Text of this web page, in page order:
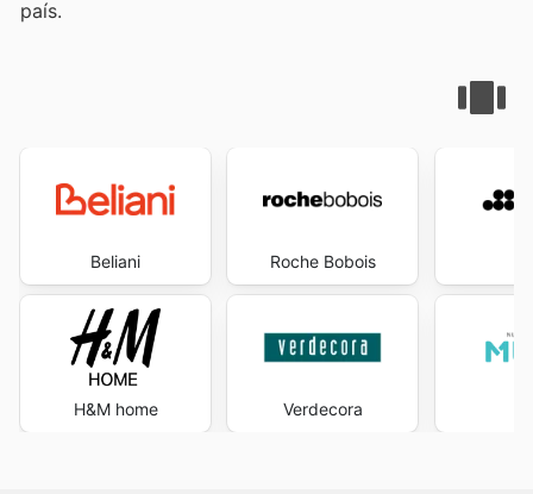
país.
Beliani
H&M home
Roche Bobois
Verdecora